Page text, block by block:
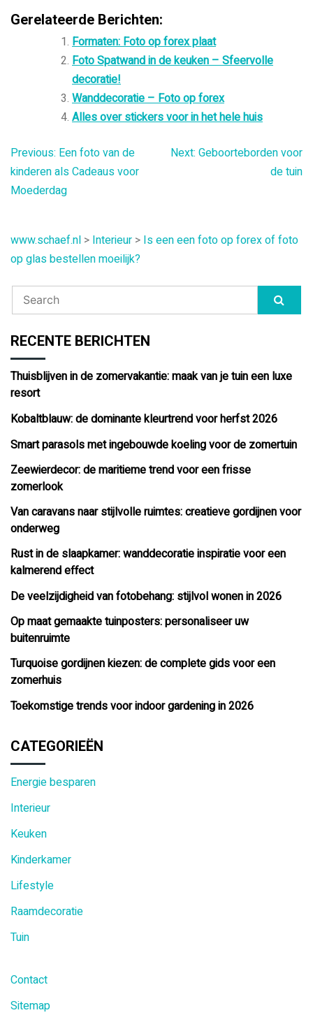
Gerelateerde Berichten:
Formaten: Foto op forex plaat
Foto Spatwand in de keuken – Sfeervolle
decoratie!
Wanddecoratie – Foto op forex
Alles over stickers voor in het hele huis
Bericht
navigatie
Previous: Een foto van de
kinderen als Cadeaus voor
Moederdag
Next: Geboorteborden voor
de tuin
www.schaef.nl > Interieur > Is een een foto op forex of foto
op glas bestellen moeilijk?
RECENTE BERICHTEN
Thuisblijven in de zomervakantie: maak van je tuin een luxe
resort
Kobaltblauw: de dominante kleurtrend voor herfst 2026
Smart parasols met ingebouwde koeling voor de zomertuin
Zeewierdecor: de maritieme trend voor een frisse
zomerlook
Van caravans naar stijlvolle ruimtes: creatieve gordijnen voor
onderweg
Rust in de slaapkamer: wanddecoratie inspiratie voor een
kalmerend effect
De veelzijdigheid van fotobehang: stijlvol wonen in 2026
Op maat gemaakte tuinposters: personaliseer uw
buitenruimte
Turquoise gordijnen kiezen: de complete gids voor een
zomerhuis
Toekomstige trends voor indoor gardening in 2026
CATEGORIEËN
Energie besparen
Interieur
Keuken
Kinderkamer
Lifestyle
Raamdecoratie
Tuin
Contact
Sitemap